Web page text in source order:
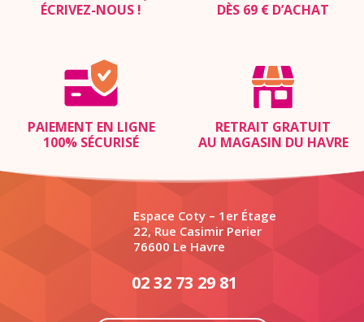
ÉCRIVEZ-NOUS !
DÈS 69 € D’ACHAT
PAIEMENT EN LIGNE
100% SÉCURISÉ
RETRAIT GRATUIT
AU MAGASIN DU HAVRE
Espace Coty – 1er Étage
22, Rue Casimir Perier
76600 Le Havre
02 32 73 29 81